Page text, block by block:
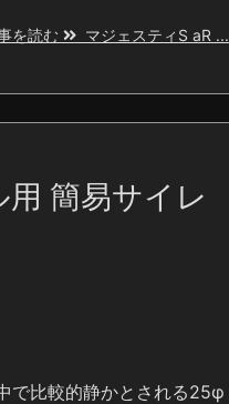
を読む マジェスティS aR ...
簡易サイレ
で比較的静かとされる25φ